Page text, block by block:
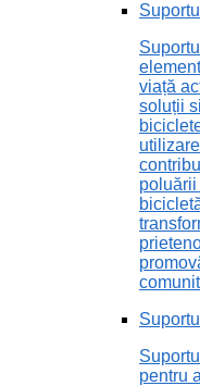
viață
soluții
poluării
pentru